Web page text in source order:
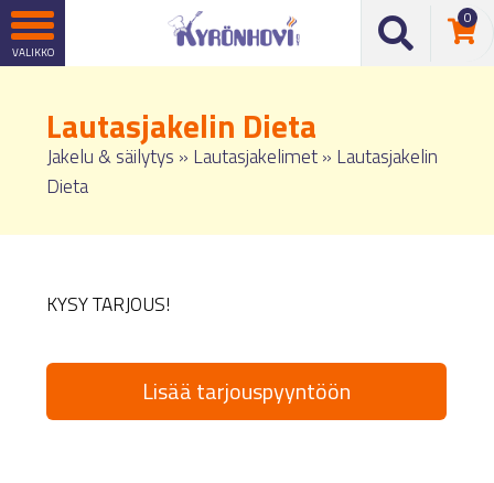
0
Lautasjakelin Dieta
Jakelu & säilytys » Lautasjakelimet» Lautasjakelin
Dieta
KYSY TARJOUS!
Lisää tarjouspyyntöön